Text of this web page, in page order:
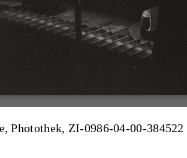
Photothek, ZI-0986-04-00-384522